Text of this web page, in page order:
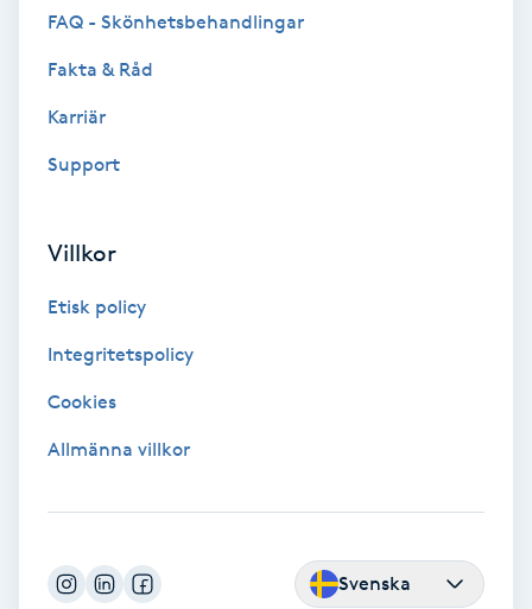
Hyperhidros
Hårborttagning
Hårförlängning
Hårvård
Idrottsmassage
FAQ - Skönhetsbehandlingar
Fakta & Råd
Karriär
Support
Villkor
Etisk policy
Integritetspolicy
Cookies
Allmänna villkor
Svenska